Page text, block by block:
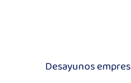
Desayunos